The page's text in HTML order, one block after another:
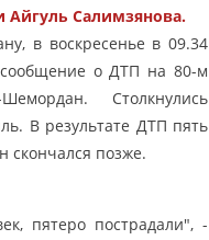
Айгуль Салимзянова.
в воскресенье в 09.34
о ДТП на 80-м
Столкнулись
В результате ДТП пять
скончался позже.
пятеро пострадали", -